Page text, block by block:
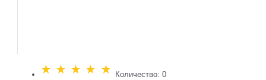
Количество: 0